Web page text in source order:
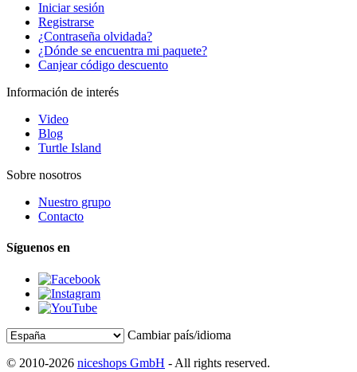
Iniciar sesión
Registrarse
¿Contraseña olvidada?
¿Dónde se encuentra mi paquete?
Canjear código descuento
Información de interés
Video
Blog
Turtle Island
Sobre nosotros
Nuestro grupo
Contacto
Síguenos en
Cambiar país/idioma
© 2010-2026 niceshops GmbH - All rights reserved.